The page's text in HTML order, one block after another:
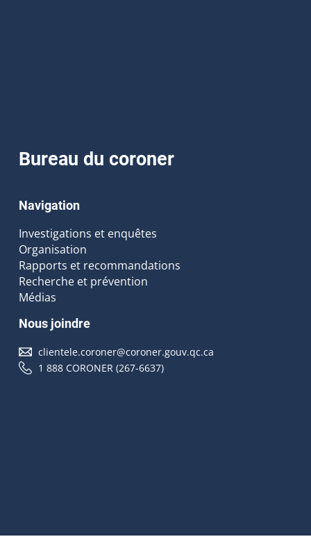
Bureau du coroner
Navigation
Investigations et enquêtes
Organisation
Rapports et recommandations
Recherche et prévention
Médias
Nous joindre
clientele.coroner@coroner.gouv.qc.ca
1 888 CORONER (267-6637)